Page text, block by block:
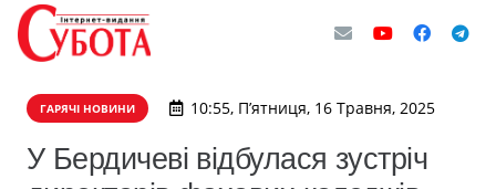
ГАРЯЧІ НОВИНИ 10:55, П’ятниця, 16 Травня, 2025
У Бердичеві відбулася зустріч